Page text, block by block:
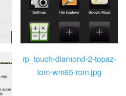
rp_touch-diamond-2-topaz-
tom-wm65-rom.jpg